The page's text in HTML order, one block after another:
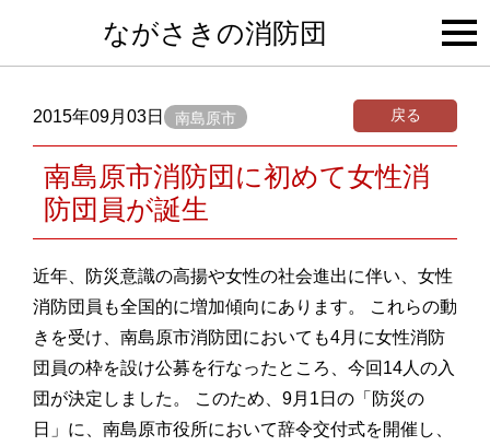
ながさきの消防団
2015年09月03日 南島原市 戻る
南島原市消防団に初めて女性消
防団員が誕生
近年、防災意識の高揚や女性の社会進出に伴い、女性
消防団員も全国的に増加傾向にあります。 これらの動
きを受け、南島原市消防団においても4月に女性消防
団員の枠を設け公募を行なったところ、今回14人の入
団が決定しました。 このため、9月1日の「防災の
日」に、南島原市役所において辞令交付式を開催し、